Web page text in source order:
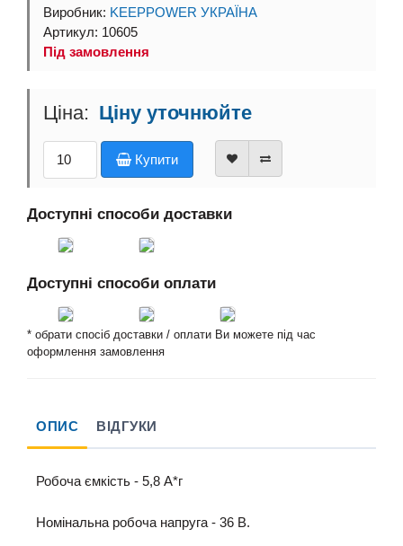
Виробник: KEEPPOWER УКРАЇНА
Артикул: 10605
Під замовлення
Ціну уточнюйте
Купити
Доступні способи доставки
Доступні способи оплати
* обрати спосіб доставки / оплати Ви можете під час
оформлення замовлення
ОПИС ВІДГУКИ
Робоча ємкість - 5,8 A*г
Номінальна робоча напруга - 36 B.